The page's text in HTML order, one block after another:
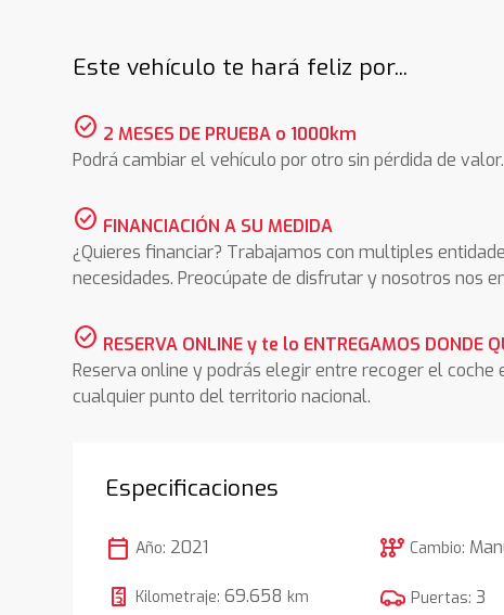
Este vehículo te hará feliz por...
check_circle 2 MESES DE PRUEBA o 1000km
Podrá cambiar el vehículo por otro sin pérdida de valor.
check_circle FINANCIACIÓN A SU MEDIDA
¿Quieres financiar? Trabajamos con multiples
necesidades. Preocúpate de disfrutar y nosotros nos
check_circle RESERVA ONLINE y te lo ENTREGAMOS DONDE
Reserva online y podrás elegir entre recoger el
cualquier punto del territorio nacional.
Especificaciones
calendar_today Año: 2021
Kilometraje:69.658 km
auto_transmission Cambio:
Puertas:3